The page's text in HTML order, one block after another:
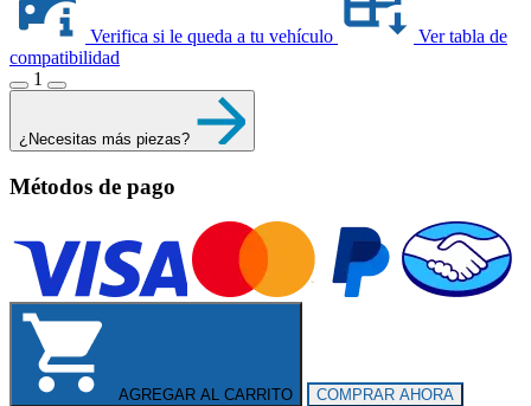
Verifica si le queda a tu vehículo
Ver tabla de
compatibilidad
1
¿Necesitas más piezas?
Métodos de pago
AGREGAR AL CARRITO COMPRAR AHORA